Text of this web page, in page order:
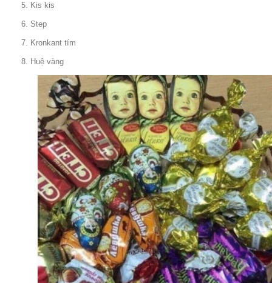
5. Kis kis
6. Step
7. Kronkant tím
8. Huệ vàng